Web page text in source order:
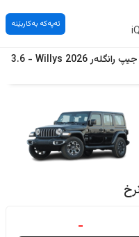
ئەپەکە بەکاربێنە
جیپ رانگلەر2026
Willys
-
3.6
-